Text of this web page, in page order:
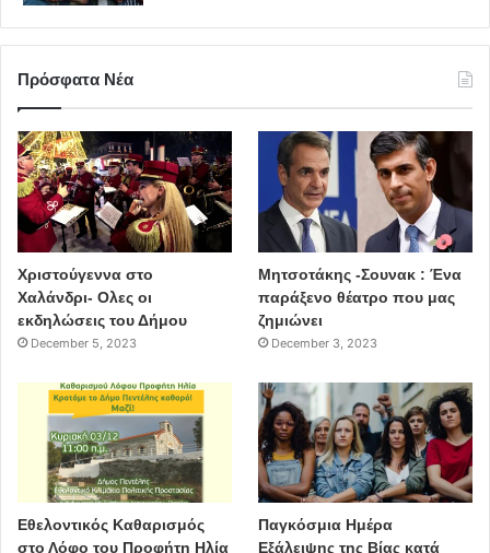
Πρόσφατα Νέα
Χριστούγεννα στο
Χαλάνδρι- Ολες οι
εκδηλώσεις του Δήμου
December 5, 2023
Μητσοτάκης -Σουνακ : Ένα
παράξενο θέατρο που μας
ζημιώνει
December 3, 2023
Εθελοντικός Καθαρισμός
στο Λόφο του Προφήτη Ηλία
Παγκόσμια Ημέρα
Εξάλειψης της Βίας κατά